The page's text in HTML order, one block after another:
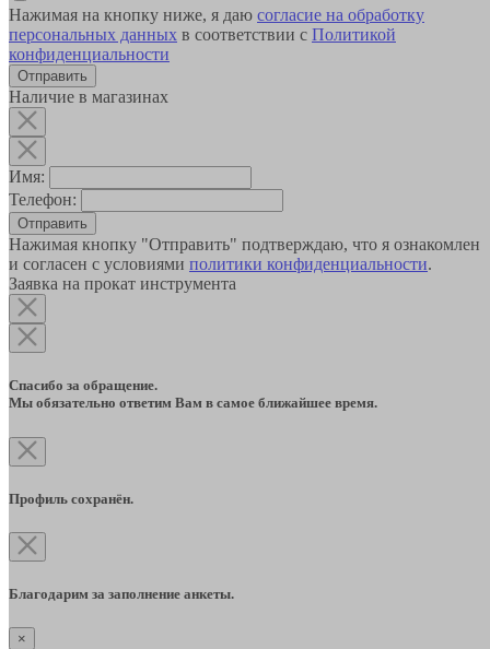
Нажимая на кнопку ниже, я даю согласие на обработку
персональных данных в соответствии с Политикой
конфиденциальности
Наличие в магазинах
Имя:
Телефон:
Отправить
Нажимая кнопку "Отправить" подтверждаю, что я ознакомлен
и согласен с условиями политики конфиденциальности.
Заявка на прокат инструмента
Спасибо за обращение.
Мы обязательно ответим Вам в самое ближайшее время.
Профиль сохранён.
Благодарим за заполнение анкеты.
×